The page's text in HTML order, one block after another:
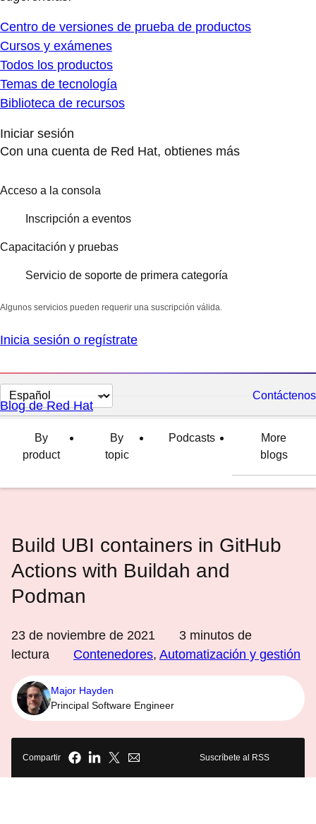
Centro de versiones de prueba de productos
Cursos y exámenes
Todos los productos
Temas de tecnología
Biblioteca de recursos
Iniciar sesión
Con una cuenta de Red Hat, obtienes más
Acceso a la consola
Inscripción a eventos
Capacitación y pruebas
Servicio de soporte de primera categoría
Algunos servicios pueden requerir una suscripción válida.
Inicia sesión o regístrate
Cambiar
el
idioma
Contáctenos
Blog de Red Hat
By
product
By
topic
Podcasts
More
blogs
Build UBI containers in GitHub
Actions with Buildah and
Podman
23 de noviembre de 2021 3 minutos de
lectura
Contenedores, Automatización y gestión
Major Hayden
Principal Software Engineer
Compartir Suscríbete al RSS